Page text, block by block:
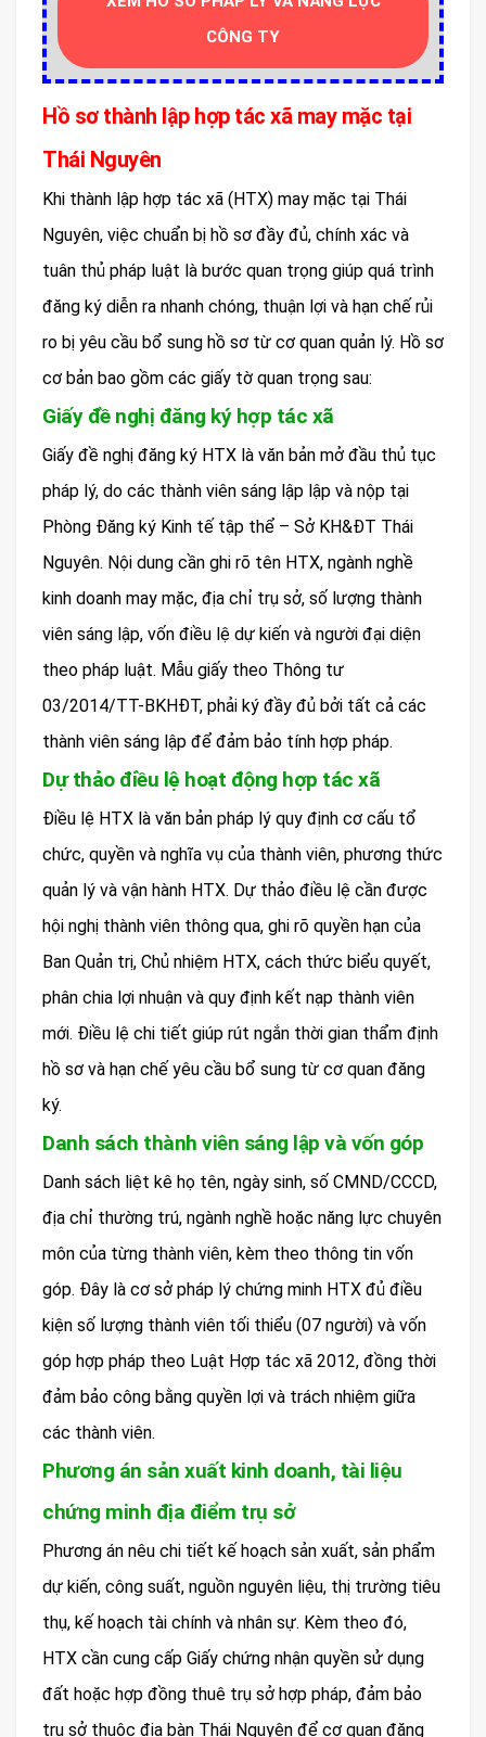
CÔNG TY
Hồ sơ thành lập hợp tác xã may mặc tại
Thái Nguyên
Khi thành lập hợp tác xã (HTX) may mặc tại Thái
Nguyên, việc chuẩn bị hồ sơ đầy đủ, chính xác và
tuân thủ pháp luật là bước quan trọng giúp quá trình
đăng ký diễn ra nhanh chóng, thuận lợi và hạn chế rủi
ro bị yêu cầu bổ sung hồ sơ từ cơ quan quản lý. Hồ sơ
cơ bản bao gồm các giấy tờ quan trọng sau:
Giấy đề nghị đăng ký hợp tác xã
Giấy đề nghị đăng ký HTX là văn bản mở đầu thủ tục
pháp lý, do các thành viên sáng lập lập và nộp tại
Phòng Đăng ký Kinh tế tập thể – Sở KH&ĐT Thái
Nguyên. Nội dung cần ghi rõ tên HTX, ngành nghề
kinh doanh may mặc, địa chỉ trụ sở, số lượng thành
viên sáng lập, vốn điều lệ dự kiến và người đại diện
theo pháp luật. Mẫu giấy theo Thông tư
03/2014/TT-BKHĐT, phải ký đầy đủ bởi tất cả các
thành viên sáng lập để đảm bảo tính hợp pháp.
Dự thảo điều lệ hoạt động hợp tác xã
Điều lệ HTX là văn bản pháp lý quy định cơ cấu tổ
chức, quyền và nghĩa vụ của thành viên, phương thức
quản lý và vận hành HTX. Dự thảo điều lệ cần được
hội nghị thành viên thông qua, ghi rõ quyền hạn của
Ban Quản trị, Chủ nhiệm HTX, cách thức biểu quyết,
phân chia lợi nhuận và quy định kết nạp thành viên
mới. Điều lệ chi tiết giúp rút ngắn thời gian thẩm định
hồ sơ và hạn chế yêu cầu bổ sung từ cơ quan đăng
ký.
Danh sách thành viên sáng lập và vốn góp
Danh sách liệt kê họ tên, ngày sinh, số CMND/CCCD,
địa chỉ thường trú, ngành nghề hoặc năng lực chuyên
môn của từng thành viên, kèm theo thông tin vốn
góp. Đây là cơ sở pháp lý chứng minh HTX đủ điều
kiện số lượng thành viên tối thiểu (07 người) và vốn
góp hợp pháp theo Luật Hợp tác xã 2012, đồng thời
đảm bảo công bằng quyền lợi và trách nhiệm giữa
các thành viên.
Phương án sản xuất kinh doanh, tài liệu
chứng minh địa điểm trụ sở
Phương án nêu chi tiết kế hoạch sản xuất, sản phẩm
dự kiến, công suất, nguồn nguyên liệu, thị trường tiêu
thụ, kế hoạch tài chính và nhân sự. Kèm theo đó,
HTX cần cung cấp Giấy chứng nhận quyền sử dụng
đất hoặc hợp đồng thuê trụ sở hợp pháp, đảm bảo
trụ sở thuộc địa bàn Thái Nguyên để cơ quan đăng